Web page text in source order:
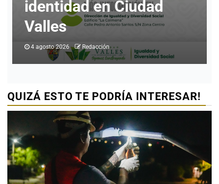
identidad en Ciudad
Valles
4 agosto 2026 Redacción
QUIZÁ ESTO TE PODRÍA INTERESAR!